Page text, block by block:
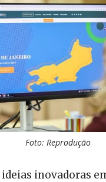
Foto: Reprodução
inovadoras